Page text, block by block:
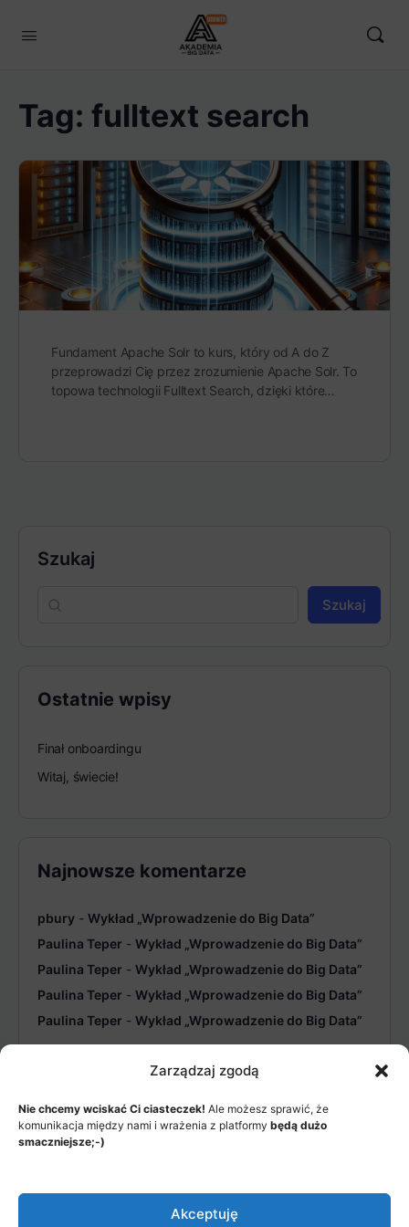
Zarządzaj zgodą
Nie chcemy wciskać Ci ciasteczek! Ale możesz sprawić, że
komunikacja między nami i wrażenia z platformy będą dużo
smaczniejsze;-)
Akceptuję
Tag: fulltext search
Fundament Apache Solr to kurs, który od A do Z
przeprowadzi Cię przez zrozumienie Apache Solr. To
topowa technologii Fulltext Search, dzięki które…
Szukaj
Szukaj
Ostatnie wpisy
Finał onboardingu
Witaj, świecie!
Najnowsze komentarze
pbury - Wykład „Wprowadzenie do Big Data”
Paulina Teper - Wykład „Wprowadzenie do Big Data”
Paulina Teper - Wykład „Wprowadzenie do Big Data”
Paulina Teper - Wykład „Wprowadzenie do Big Data”
Paulina Teper - Wykład „Wprowadzenie do Big Data”
MENU